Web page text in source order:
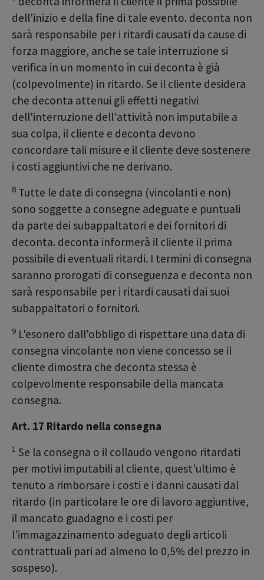
dell'inizio e della fine di tale evento. deconta non
sarà responsabile per i ritardi causati da cause di
forza maggiore, anche se tale interruzione si
verifica in un momento in cui deconta è già
(colpevolmente) in ritardo. Se il cliente desidera
che deconta attenui gli effetti negativi
dell'interruzione dell'attività non imputabile a
sua colpa, il cliente e deconta devono
concordare tali misure e il cliente deve sostenere
i costi aggiuntivi che ne derivano.
8 Tutte le date di consegna (vincolanti e non)
sono soggette a consegne adeguate e puntuali
da parte dei subappaltatori e dei fornitori di
deconta. deconta informerà il cliente il prima
possibile di eventuali ritardi. I termini di consegna
saranno prorogati di conseguenza e deconta non
sarà responsabile per i ritardi causati dai suoi
subappaltatori o fornitori.
9 L'esonero dall'obbligo di rispettare una data di
consegna vincolante non viene concesso se il
cliente dimostra che deconta stessa è
colpevolmente responsabile della mancata
consegna.
Art. 17 Ritardo nella consegna
1 Se la consegna o il collaudo vengono ritardati
per motivi imputabili al cliente, quest'ultimo è
tenuto a rimborsare i costi e i danni causati dal
ritardo (in particolare le ore di lavoro aggiuntive,
il mancato guadagno e i costi per
l'immagazzinamento adeguato degli articoli
contrattuali pari ad almeno lo 0,5% del prezzo in
sospeso).